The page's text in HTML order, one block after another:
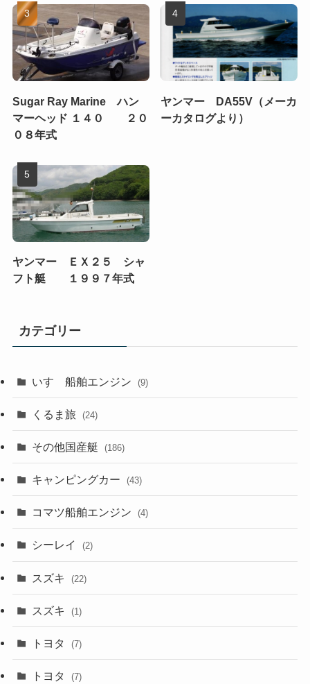
Sugar Ray Marine ハン
マーヘッド １４０ ２０
０８年式
ヤンマー DA55V（メーカ
ーカタログより）
ヤンマー ＥＸ２５ シャ
フト艇 １９９７年式
カテゴリー
いすゞ船舶エンジン (9)
くるま旅 (24)
その他国産艇 (186)
キャンピングカー (43)
コマツ船舶エンジン (4)
シーレイ (2)
スズキ (22)
スズキ (1)
トヨタ (7)
トヨタ (7)